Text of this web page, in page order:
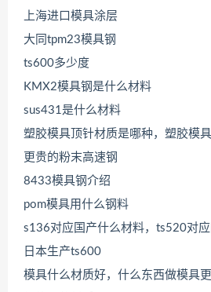
上海进口模具涂层
大同tpm23模具钢
ts600多少度
KMX2模具钢是什么材料
sus431是什么材料
塑胶模具顶针材质是哪种，塑胶模
更贵的粉末高速钢
8433模具钢介绍
pom模具用什么钢料
s136对应国产什么材料，ts520对
日本生产ts600
模具什么材质好，什么东西做模具